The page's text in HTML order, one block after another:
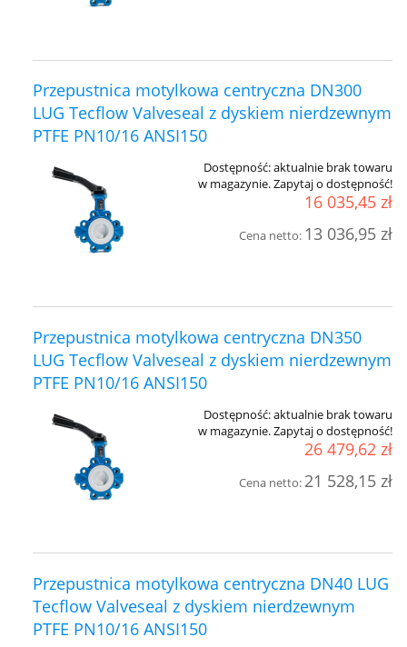
Przepustnica motylkowa centryczna DN300
LUG Tecflow Valveseal z dyskiem nierdzewnym
PTFE PN10/16 ANSI150
Dostępność:aktualnie brak towaru
w magazynie. Zapytaj o dostępność!
16 035,45 zł
Cena netto: 13 036,95 zł
Przepustnica motylkowa centryczna DN350
LUG Tecflow Valveseal z dyskiem nierdzewnym
PTFE PN10/16 ANSI150
Dostępność:aktualnie brak towaru
w magazynie. Zapytaj o dostępność!
26 479,62 zł
Cena netto: 21 528,15 zł
Przepustnica motylkowa centryczna DN40 LUG
Tecflow Valveseal z dyskiem nierdzewnym
PTFE PN10/16 ANSI150